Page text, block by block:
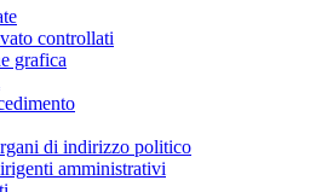
controllati
grafica
di indirizzo politico
amministrativi